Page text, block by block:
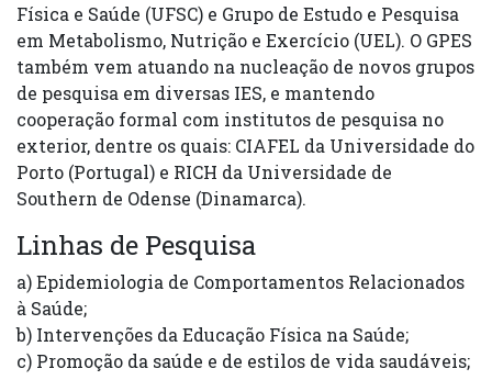
Física e Saúde (UFSC) e Grupo de Estudo e Pesquisa
em Metabolismo, Nutrição e Exercício (UEL). O GPES
também vem atuando na nucleação de novos grupos
de pesquisa em diversas IES, e mantendo
cooperação formal com institutos de pesquisa no
exterior, dentre os quais: CIAFEL da Universidade do
Porto (Portugal) e RICH da Universidade de
Southern de Odense (Dinamarca).
Linhas de Pesquisa
a) Epidemiologia de Comportamentos Relacionados
à Saúde;
b) Intervenções da Educação Física na Saúde;
c) Promoção da saúde e de estilos de vida saudáveis;